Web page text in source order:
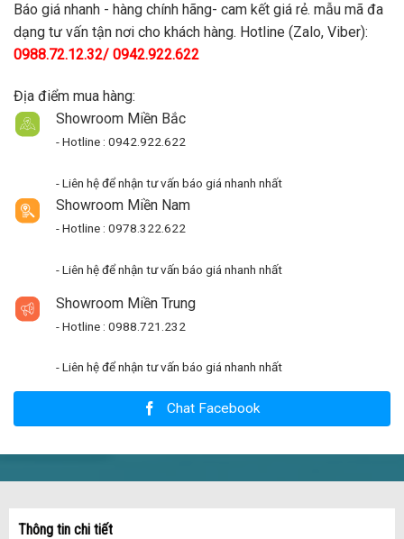
Báo giá nhanh - hàng chính hãng- cam kết giá rẻ. mẫu mã đa
dạng tư vấn tận nơi cho khách hàng. Hotline (Zalo, Viber):
0988.72.12.32/ 0942.922.622
Địa điểm mua hàng:
Showroom Miền Bắc
- Hotline : 0942.922.622
- Liên hệ để nhận tư vấn báo giá nhanh nhất
Showroom Miền Nam
- Hotline : 0978.322.622
- Liên hệ để nhận tư vấn báo giá nhanh nhất
Showroom Miền Trung
- Hotline : 0988.721.232
- Liên hệ để nhận tư vấn báo giá nhanh nhất
Chat Facebook
Thông tin chi tiết